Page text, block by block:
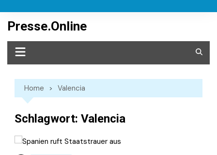
content
Presse.Online
Home Valencia
Schlagwort: Valencia